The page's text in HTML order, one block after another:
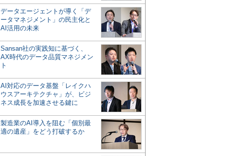
データエージェントが導く「デ
ータマネジメント」の民主化と
AI活用の未来
Sansan社の実践知に基づく、
AX時代のデータ品質マネジメン
ト
AI対応のデータ基盤「レイクハ
ウスアーキテクチャ」が、ビジ
ネス成長を加速させる鍵に
製造業のAI導入を阻む「個別最
適の遺産」をどう打破するか